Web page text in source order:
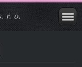
r. o.